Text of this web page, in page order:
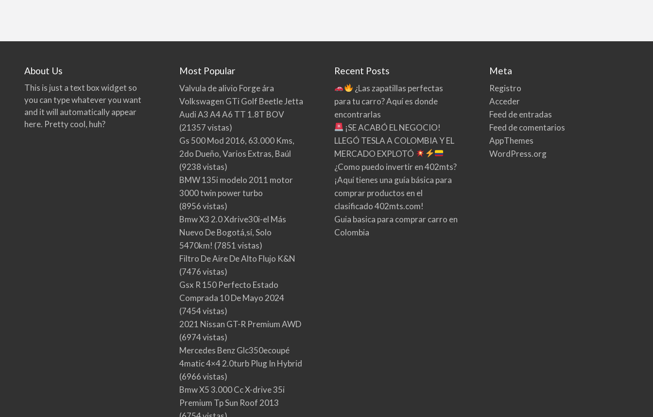
About Us
This is just a text box widget so
you can type whatever you want
and it will automatically appear
here. Pretty cool, huh?
Most Popular
Valvula de alivio Forge ára
Volkswagen GTi Golf Beetle Jetta
Audi A3 A4 A6 TT 1.8T BOV
(21357 vistas)
Gs 500 Mod 2016, 63.000 Kms,
2do Dueño, Varios Extras, Baúl
(9238 vistas)
BMW 135i modelo 2011 motor
3000 twin power turbo
(8956 vistas)
Bmw X3 2.0 Xdrive30i-el Más
Nuevo De Bogotá,sí, Solo
5470km! (7851 vistas)
Filtro De Aire De Alto Flujo K&N
(7476 vistas)
Gsx R 150 Perfecto Estado
Comprada 10 De Mayo 2024
(7454 vistas)
2021 Nissan GT-R Premium AWD
(6974 vistas)
Mercedes Benz Glc350ecoupé
4matic 4×4 2.0turb Plug In Hybrid
(6966 vistas)
Bmw X5 3.000 Cc X-drive 35i
Premium Tp Sun Roof 2013
Recent Posts
¿Las zapatillas perfectas
para tu carro? Aquí es donde
encontrarlas
¡SE ACABÓ EL NEGOCIO!
LLEGÓ TESLA A COLOMBIA Y EL
MERCADO EXPLOTÓ
¿Como puedo invertir en 402mts?
¡Aquí tienes una guía básica para
comprar productos en el
clasificado 402mts.com!
Guia basica para comprar carro en
Colombia
Meta
Registro
Acceder
Feed de entradas
Feed de comentarios
AppThemes
WordPress.org